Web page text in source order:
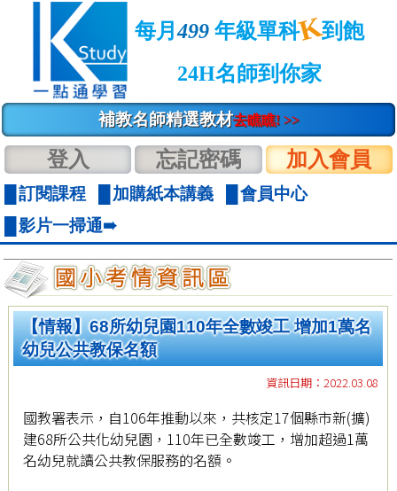
每月499年級單科K到飽
24H名師到你家
補教名師精選教材去瞧瞧! >>
登入 忘記密碼 加入會員
訂閱課程 加購紙本講義
會員中心
影片一掃通➠
【情報】68所幼兒園110年全數竣工 增加1萬名
幼兒公共教保名額
資訊日期：2022.03.08
國教署表示，自106年推動以來，共核定17個縣市新(擴)
建68所公共化幼兒園，110年已全數竣工，增加超過1萬
名幼兒就讀公共教保服務的名額。